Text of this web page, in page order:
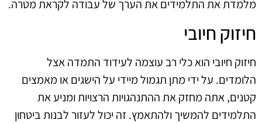
מלמדת את התלמידים את הערך של עבודה לקראת מטרה.
חיזוק חיובי
חיזוק חיובי הוא כלי רב עוצמה לעידוד התמדה אצל
הלומדים. על ידי מתן תגמול מיידי על הישגים או מאמצים
קטנים, אתה מחזק את ההתנהגויות הרצויות ומניע את
התלמידים להמשיך ולהתאמץ. זה יכול לעזור לבנות ביטחון